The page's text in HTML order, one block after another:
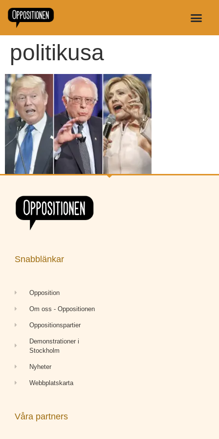
politikusa
Snabblänkar
Opposition
Om oss - Oppositionen
Oppositionspartier
Demonstrationer i
Stockholm
Nyheter
Webbplatskarta
Våra partners